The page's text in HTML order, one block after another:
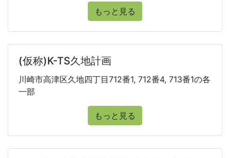
もっと見る
(仮称)K-TS久地計画
川崎市高津区久地四丁目712番1, 712番4, 713番1の各
一部
もっと見る